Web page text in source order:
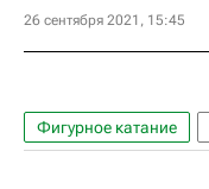
26 сентября 2021, 15:45
Фигурное катание